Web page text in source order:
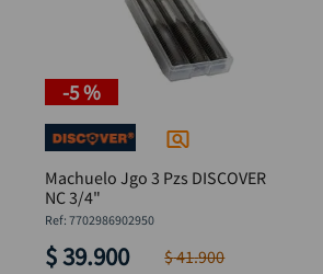
-5 %
Machuelo Jgo 3 Pzs DISCOVER
NC 3/4"
: 7702986902950
$39.900 $41.900